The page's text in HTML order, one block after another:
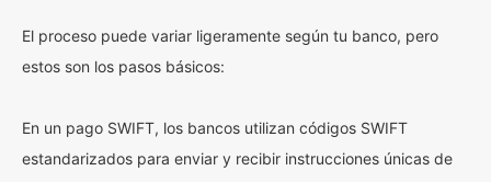
El proceso puede variar ligeramente según tu banco, pero
estos son los pasos básicos:
En un pago SWIFT, los bancos utilizan códigos SWIFT
estandarizados para enviar y recibir instrucciones únicas de